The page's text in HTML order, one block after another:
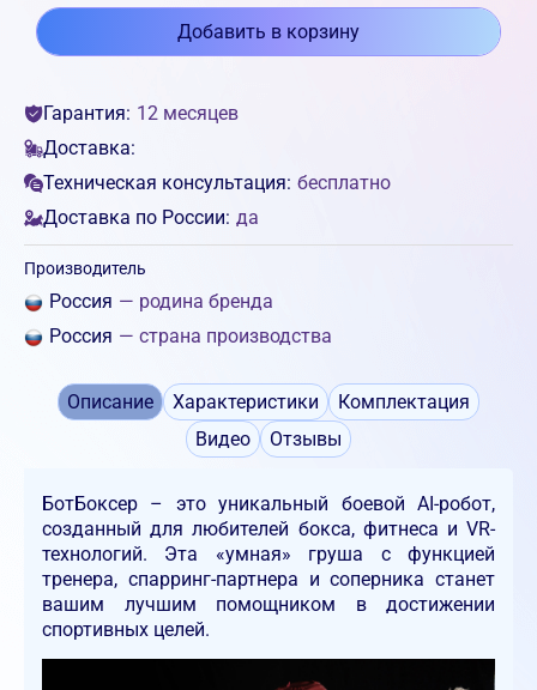
Добавить в корзину
Гарантия: 12 месяцев
Доставка:
Техническая консультация: бесплатно
Доставка по России: да
Производитель
Россия — родина бренда
Россия — страна производства
Описание Характеристики
Комплектация
Видео
Отзывы
БотБоксер – это уникальный боевой AI-робот,
созданный для любителей бокса, фитнеса и VR-
технологий. Эта «умная» груша с функцией
тренера, спарринг-партнера и соперника станет
вашим лучшим помощником в достижении
спортивных целей.